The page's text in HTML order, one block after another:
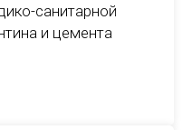
санитарной
и цемента